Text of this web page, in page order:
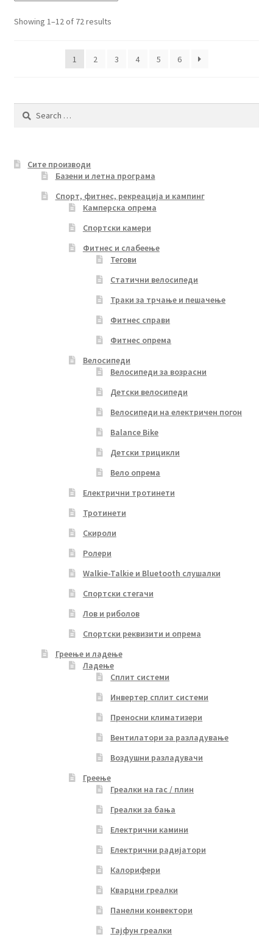
Showing 1–12 of 72 resultsSorted
1
2 3 4 5 6
Search
Сите производи
Базени и летна програма
Спорт, фитнес, рекреација и кампинг
Камперска опрема
Спортски камери
Фитнес и слабеење
Тегови
Статични велосипеди
Траки за трчање и пешачење
Фитнес справи
Фитнес опрема
Велосипеди
Велосипеди за возрасни
Детски велосипеди
Велосипеди на електричен погон
Balance Bike
Детски трицикли
Вело опрема
Електрични тротинети
Тротинети
Скироли
Ролери
Walkie-Talkie и Bluetooth слушалки
Спортски стегачи
Лов и риболов
Спортски реквизити и опрема
Греење и ладење
Ладење
Сплит системи
Инвертер сплит системи
Преносни климатизери
Вентилатори за разладување
Воздушни разладувачи
Греење
Греалки на гас / плин
Греалки за бања
Електрични камини
Електрични радијатори
Калорифери
Кварцни греалки
Панелни конвектори
Тајфун греалки